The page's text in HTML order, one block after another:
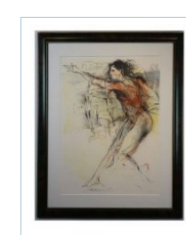
kunstneriske portretter
og reklamebilder til
landbruksfoto og
dokumentasjon av
forskning. Når bedrifter,